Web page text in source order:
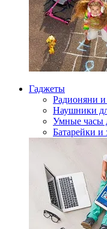
Гаджеты
Радионяни
Наушники
Умные часы
Батарейки и